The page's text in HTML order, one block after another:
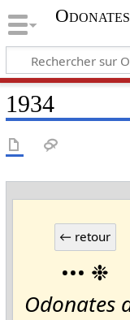
1934
••• ❉
Odonates